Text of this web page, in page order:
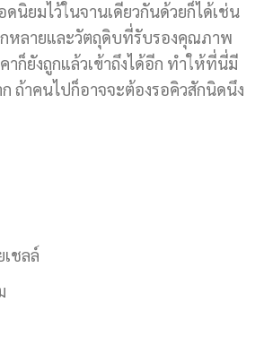
นิยมไว้ในจานเดียวกันด้วยก็ได้เช่น
หลายและวัตถุดิบที่รับรองคุณภาพ
าก็ยังถูกแล้วเข้าถึงได้อีก ทำให้ที่นี่มี
ถ้าคนไปก็อาจจะต้องรอคิวสักนิดนึง
ชลล์